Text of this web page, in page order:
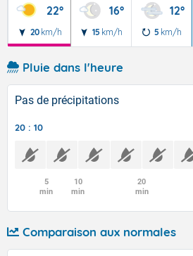
22°
20 km/h
16°
15 km/h
12°
5 km/h
Pluie dans l'heure
Pas de précipitations
20 : 10
5
min
10
min
20
min
Comparaison aux normales